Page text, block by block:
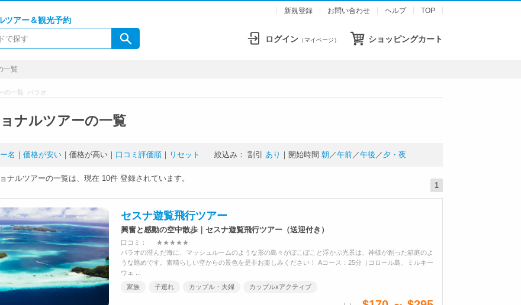
新規登録 お問い合わせ ヘルプ TOP
ツアー＆観光予約
ショッピングカート
ログイン （マイページ）
一覧
の一覧 パラオ
ナルツアーの一覧
名 ｜ 価格が安い ｜ 価格が高い ｜ 口コミ評価順 ｜ リセット 絞込み： 割引 あり ｜開始時間 朝 ／午前／午後 ／ 夕・夜
ナルツアーの一覧は、現在 10件 登録されています。
1
セスナ遊覧飛行ツアー
興奮と感動の空中散歩｜セスナ遊覧飛行ツアー（送迎付き）
口コミ：
★★★★★
パラオの澄んだ海に、マッシュルームのような形の島々がぽこぽこと浮かぶ光景は、神様が創った箱庭のよ
うな眺めです。素晴らしい空からの景色を是非お楽しみください！ Aコース：25分（コロール島、ミルキー
ウェ ...
家族
子連れ カップル・夫婦 カップルxアクティブ